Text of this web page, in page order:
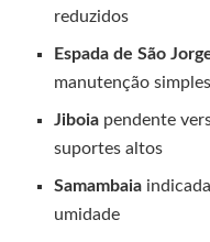
reduzidos
Espada de São
manutenção simples
Jiboia pendente
suportes altos
Samambaia
umidade